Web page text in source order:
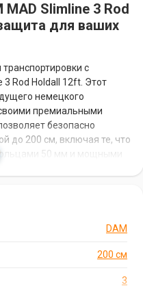
Slimline 3 Rod
для ваших
с
Rod Holdall 12ft. Этот
немецкого
премиальными
безопасно
до 200 см, включая те, что
50 мм и мощными
внутри чехлаDAM
200 см
3